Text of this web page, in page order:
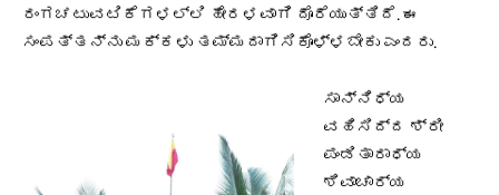
ರಂಗಚಟುವಟಿಕೆಗಳಲ್ಲಿ ಹೇರಳವಾಗಿ ದೊರೆಯುತ್ತಿದೆ. ಈ
ಸಂಪತ್ತನ್ನು ಮಕ್ಕಳು ತಮ್ಮದಾಗಿಸಿಕೊಳ್ಳಬೇಕು ಎಂದರು.
ಸಾನ್ನಿಧ್ಯ
ವಹಿಸಿದ್ದ ಶ್ರೀ
ಪಂಡಿತಾರಾಧ್ಯ
ಶಿವಾಚಾರ್ಯ